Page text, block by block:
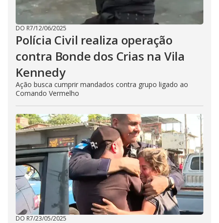
DO R7/12/06/2025
Polícia Civil realiza operação
contra Bonde dos Crias na Vila
Kennedy
Ação busca cumprir mandados contra grupo ligado ao
Comando Vermelho
DO R7/23/05/2025